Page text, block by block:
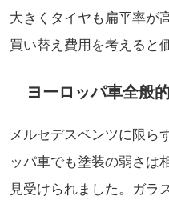
大きくタイヤも扁平率が
買い替え費用を考えると
ヨーロッパ車全般
メルセデスベンツに限ら
ッパ車でも塗装の弱さは
見受けられました。ガラ